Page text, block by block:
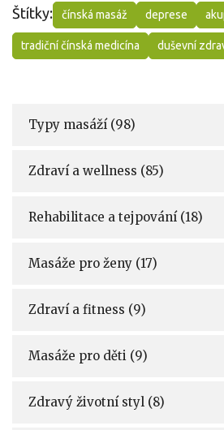
Štítky: čínská masáž deprese
tradiční čínská medicína duševní
Typy masáží (98)
Zdraví a wellness (85)
Rehabilitace a tejpování (18)
Masáže pro ženy (17)
Zdraví a fitness (9)
Masáže pro děti (9)
Zdravý životní styl (8)